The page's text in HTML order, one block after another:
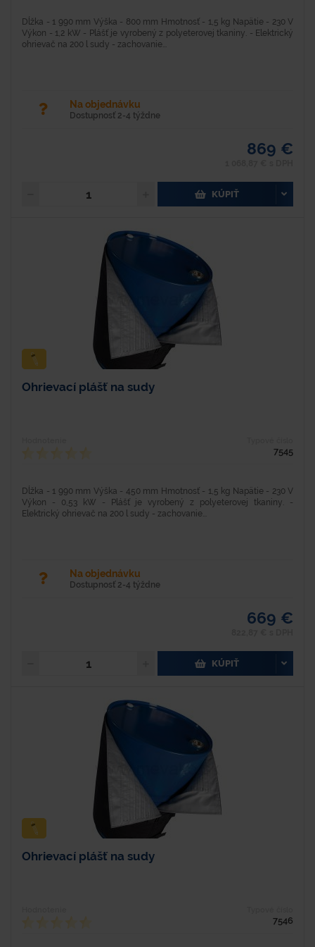
Dĺžka - 1 990 mm Výška - 800 mm Hmotnosť - 1,5 kg Napätie - 230 V
Výkon - 1,2 kW - Plášť je vyrobený z polyeterovej tkaniny. - Elektrický
ohrievač na 200 l sudy - zachovanie...
Na objednávku
Dostupnosť 2-4 týždne
869 €
KÚPIŤ
Ohrievací plášť na sudy
7545
Dĺžka - 1 990 mm Výška - 450 mm Hmotnosť - 1,5 kg Napätie - 230 V
Výkon - 0,53 kW - Plášť je vyrobený z polyeterovej tkaniny. -
Elektrický ohrievač na 200 l sudy - zachovanie...
Na objednávku
Dostupnosť 2-4 týždne
669 €
KÚPIŤ
Ohrievací plášť na sudy
7546